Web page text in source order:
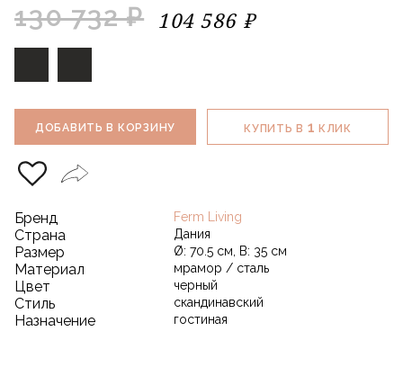
130 732 ₽ 104 586 ₽
ДОБАВИТЬ В КОРЗИНУ КУПИТЬ В 1 КЛИК
Бренд Ferm Living
Страна Дания
Размер Ø: 70.5 см, В: 35 см
Материал мрамор / сталь
Цвет черный
Стиль скандинавский
Назначение гостиная